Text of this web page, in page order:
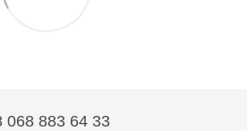
068 883 64 33